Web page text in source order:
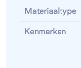
Materiaaltype
Kenmerken